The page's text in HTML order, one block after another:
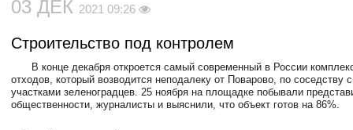
03 ДЕК 2021 09:26
Строительство под контролем
В конце декабря откроется самый современный в России
отходов, который возводится неподалеку от Поварово, по соседству
участками зеленоградцев. 25 ноября на площадке побывали
общественности, журналисты и выяснили, что объект готов на 86%.